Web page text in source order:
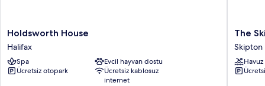
Holdsworth
House
Halifax
Holdsworth House
Halifax
Spa
Evcil hayvan dostu
Ücretsiz otopark
Ücretsiz kablosuz
internet
The
Skipton
Hotel
Skipton
The
Skipton
Havuz